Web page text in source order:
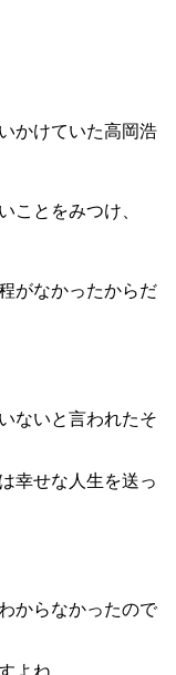
かけていた高岡浩
ことをみつけ、
がなかったからだ
ないと言われたそ
幸せな人生を送っ
からなかったので